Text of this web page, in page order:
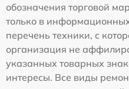
обозначения торговой
только в
перечень техники, с
организация не
указанных товарных
интересы. Все виды